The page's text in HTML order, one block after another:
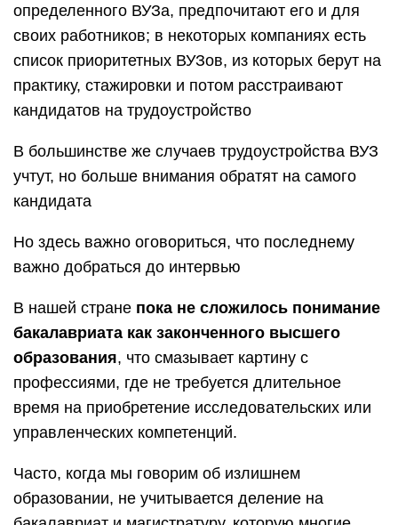
определенного ВУЗа, предпочитают его и для
своих работников; в некоторых компаниях есть
список приоритетных ВУЗов, из которых берут на
практику, стажировки и потом расстраивают
кандидатов на трудоустройство
В большинстве же случаев трудоустройства ВУЗ
учтут, но больше внимания обратят на самого
кандидата
Но здесь важно оговориться, что последнему
важно добраться до интервью
В нашей стране пока не сложилось понимание
бакалавриата как законченного высшего
образования, что смазывает картину с
профессиями, где не требуется длительное
время на приобретение исследовательских или
управленческих компетенций.
Часто, когда мы говорим об излишнем
образовании, не учитывается деление на